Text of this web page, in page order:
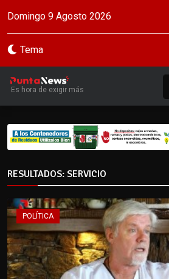
Domingo 9 Agosto 2026
Tema
Es hora de exigir más
RESULTADOS: SERVICIO
POLÍTICA